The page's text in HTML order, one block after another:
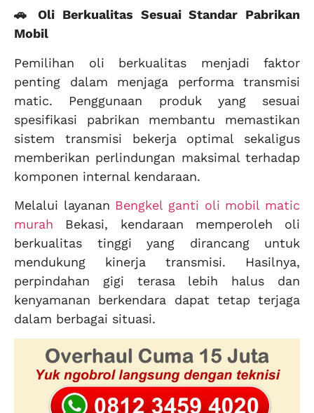
🚗 Oli Berkualitas Sesuai Standar Pabrikan
Mobil
Pemilihan oli berkualitas menjadi faktor
penting dalam menjaga performa transmisi
matic. Penggunaan produk yang sesuai
spesifikasi pabrikan membantu memastikan
sistem transmisi bekerja optimal sekaligus
memberikan perlindungan maksimal terhadap
komponen internal kendaraan.
Melalui layanan Bengkel ganti oli mobil matic
murah Bekasi, kendaraan memperoleh oli
berkualitas tinggi yang dirancang untuk
mendukung kinerja transmisi. Hasilnya,
perpindahan gigi terasa lebih halus dan
kenyamanan berkendara dapat tetap terjaga
dalam berbagai situasi.